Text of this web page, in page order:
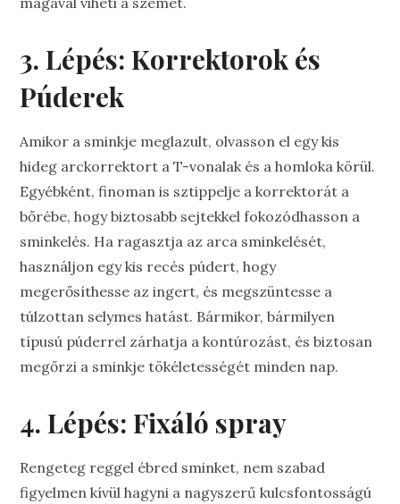
3. Lépés: Korrektorok és
Púderek
Amikor a sminkje meglazult, olvasson el egy kis
hideg arckorrektort a T-vonalak és a homloka körül.
Egyébként, finoman is sztippelje a korrektorát a
bőrébe, hogy biztosabb sejtekkel fokozódhasson a
sminkelés. Ha ragasztja az arca sminkelését,
használjon egy kis recés púdert, hogy
megerősíthesse az ingert, és megszüntesse a
túlzottan selymes hatást. Bármikor, bármilyen
típusú púderrel zárhatja a kontúrozást, és biztosan
megőrzi a sminkje tökéletességét minden nap.
4. Lépés: Fixáló spray
Rengeteg reggel ébred sminket, nem szabad
figyelmen kívül hagyni a nagyszerű kulcsfontosságú